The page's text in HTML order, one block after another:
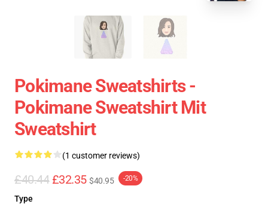
Pokimane Sweatshirts -
Pokimane Sweatshirt Mit
Sweatshirt
(1 customer reviews)
£40.44 £32.35 $40.95 -20%
Type